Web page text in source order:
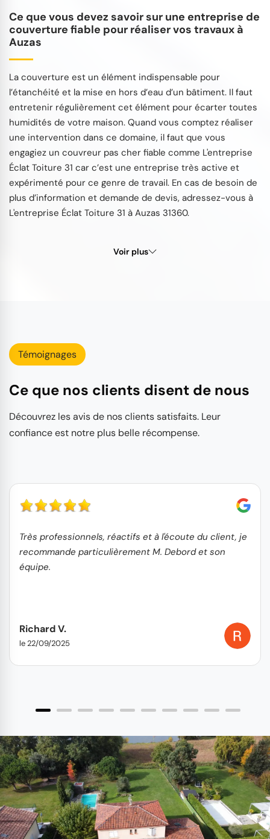
Ce que vous devez savoir sur une entreprise de
couverture fiable pour réaliser vos travaux à
Auzas
La couverture est un élément indispensable pour
l’étanchéité et la mise en hors d’eau d’un bâtiment. Il faut
entretenir régulièrement cet élément pour écarter toutes
humidités de votre maison. Quand vous comptez réaliser
une intervention dans ce domaine, il faut que vous
engagiez un couvreur pas cher fiable comme L'entreprise
Éclat Toiture 31 car c’est une entreprise très active et
expérimenté pour ce genre de travail. En cas de besoin de
plus d’information et demande de devis, adressez-vous à
L'entreprise Éclat Toiture 31 à Auzas 31360.
Voir plus
Témoignages
Ce que nos clients disent de nous
Découvrez les avis de nos clients satisfaits. Leur
confiance est notre plus belle récompense.
Très professionnels, réactifs et à l'écoute du client, je
recommande particulièrement M. Debord et son
équipe.
Richard V.
le 22/09/2025